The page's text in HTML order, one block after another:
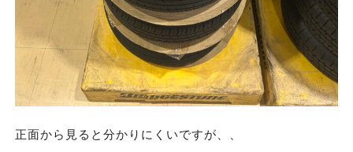
正面から見ると分かりにくいですが、、